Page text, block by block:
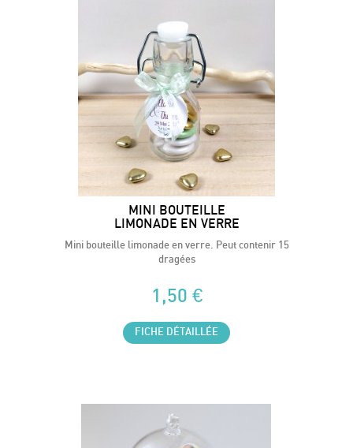
MINI BOUTEILLE
LIMONADE EN VERRE
Mini bouteille limonade en verre. Peut contenir 15
dragées
1,50 €
FICHE DÉTAILLÉE